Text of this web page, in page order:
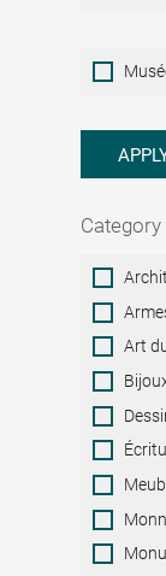
Musées
Category
Art